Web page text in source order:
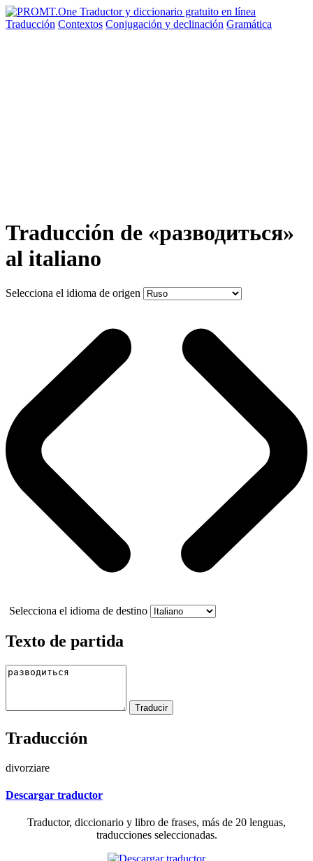
Traducción Contextos Conjugación y declinación Gramática
Traducción de «разводиться»
al italiano
Selecciona el idioma de origen
Selecciona el idioma de destino
Texto de partida
Traducción
divorziare
Descargar traductor
Traductor, diccionario y libro de frases, más de 20 lenguas,
traducciones seleccionadas.